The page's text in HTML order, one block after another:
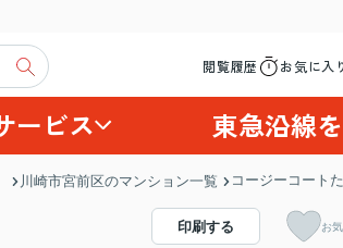
閲覧履歴 お気に入
ービス 東急沿線
川崎市宮前区のマンション一覧 コージーコート
印刷する お